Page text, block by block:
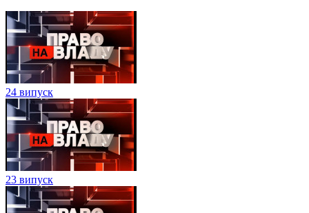
24 випуск
23 випуск